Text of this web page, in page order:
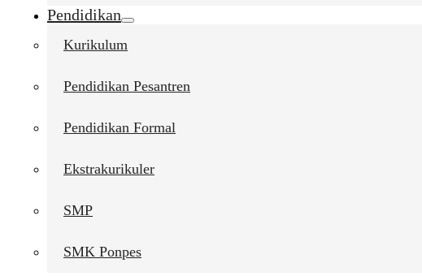
Pendidikan
Kurikulum
Pendidikan Pesantren
Pendidikan Formal
Ekstrakurikuler
SMP
SMK Ponpes